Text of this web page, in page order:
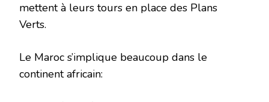
mettent à leurs tours en place des Plans
Verts.
Le Maroc s’implique beaucoup dans le
continent africain: